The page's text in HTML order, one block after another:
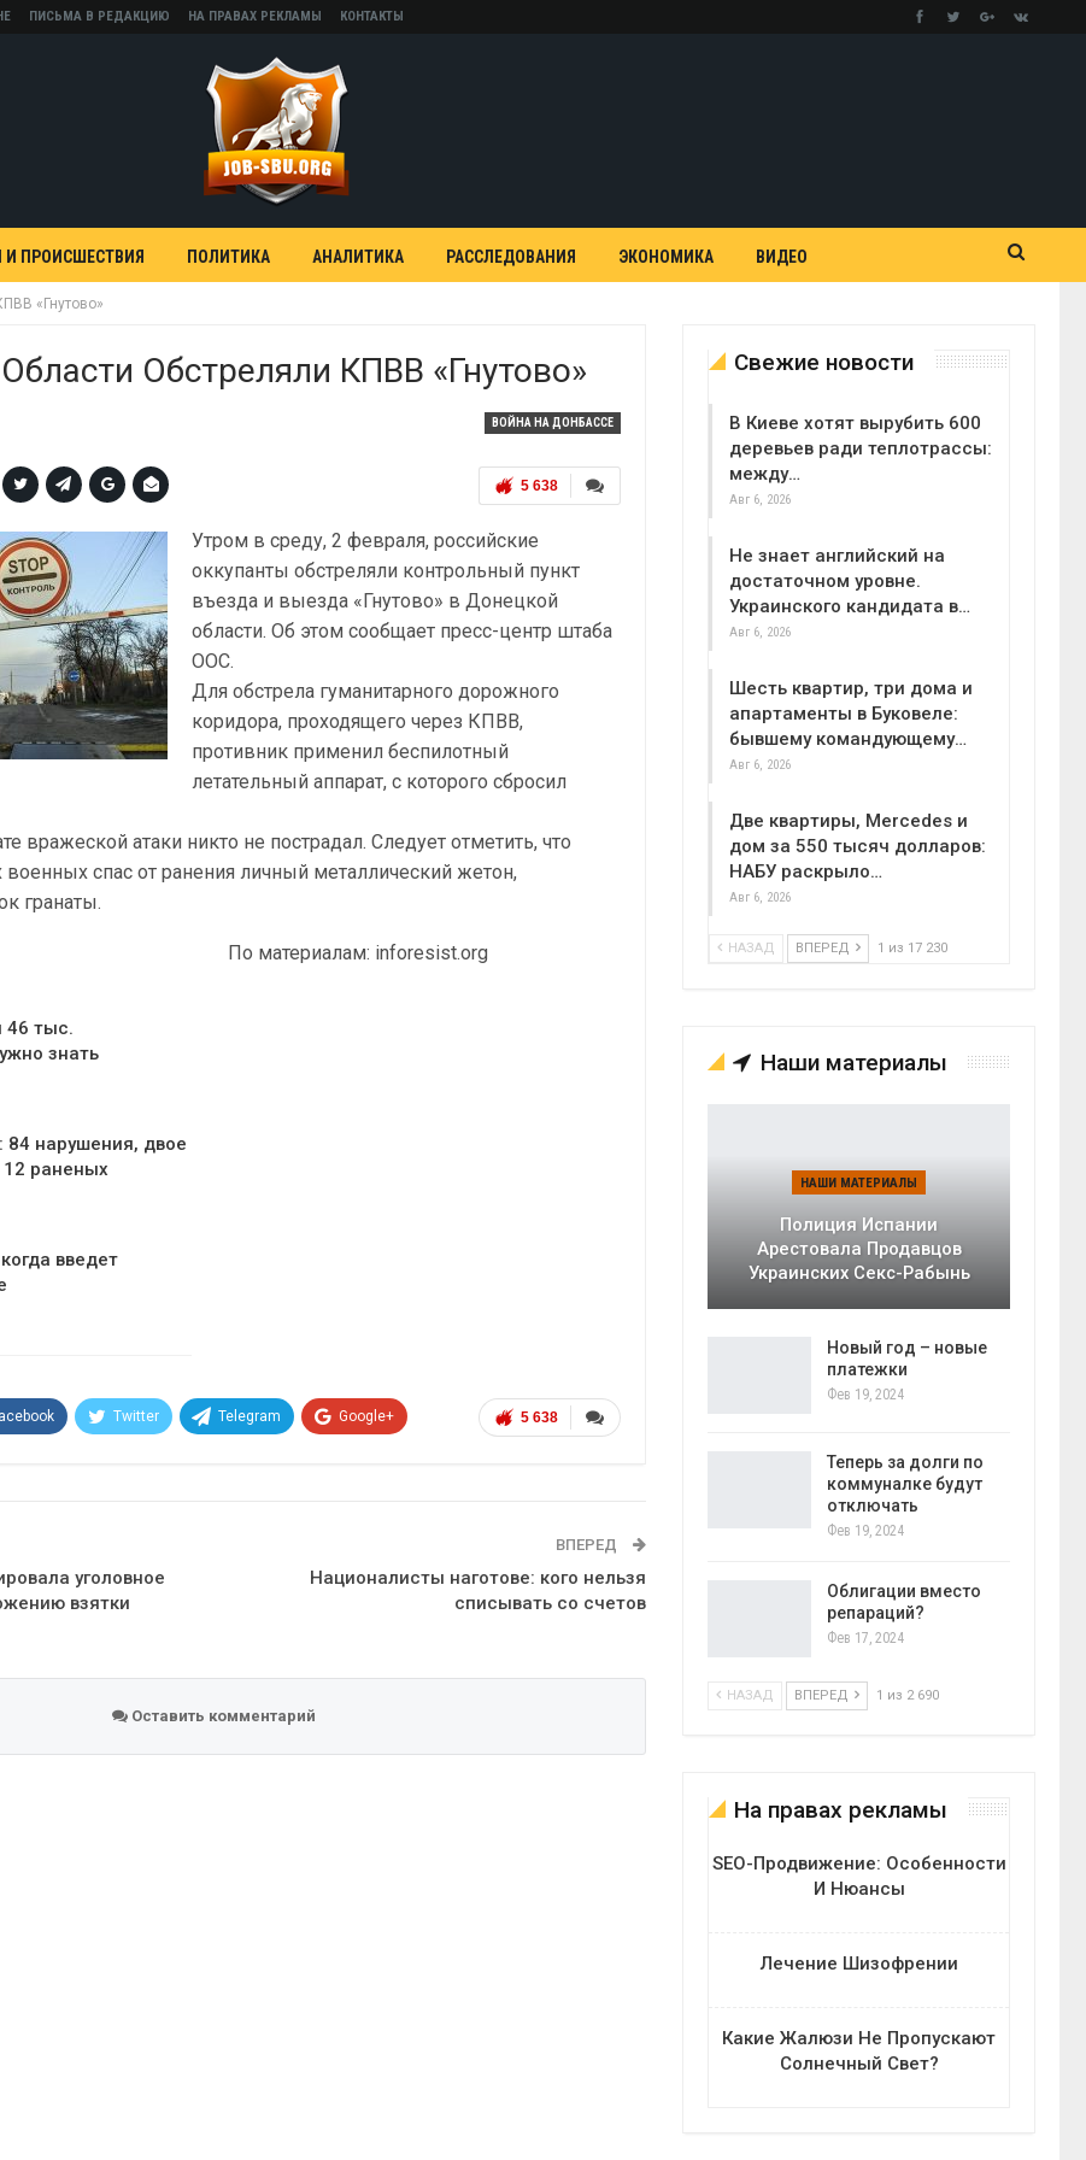
ПИСЬМА В РЕДАКЦИЮ НА ПРАВАХ РЕКЛАМЫ КОНТАКТЫ
И ПРОИСШЕСТВИЯ ПОЛИТИКА АНАЛИТИКА РАССЛЕДОВАНИЯ ЭКОНОМИКА ВИДЕО
«Гнутово»
Обстреляли КПВВ «Гнутово»
ВОЙНА НА ДОНБАССЕ
5 638
Утром в среду, 2 февраля, российские
оккупанты обстреляли контрольный пункт
въезда и выезда «Гнутово» в Донецкой
области. Об этом сообщает пресс-центр штаба
ООС.
Для обстрела гуманитарного дорожного
коридора, проходящего через КПВВ,
противник применил беспилотный
летательный аппарат, с которого сбросил
вражеской атаки никто не пострадал. Следует отметить, что
военных спас от ранения личный металлический жетон,
гранаты.
46 тыс.
знать
84 нарушения, двое
раненых
введет
По материалам: inforesist.org
5 638
Twitter Telegram Google+
уголовное
взятки
ВПЕРЕД
Националисты наготове: кого нельзя
списывать со счетов
Оставить комментарий
Свежие новости
В Киеве хотят вырубить 600
деревьев ради теплотрассы:
между…
Авг 6, 2026
Не знает английский на
достаточном уровне.
Украинского кандидата в…
Авг 6, 2026
Шесть квартир, три дома и
апартаменты в Буковеле:
бывшему командующему…
Авг 6, 2026
Две квартиры, Mercedes и
дом за 550 тысяч долларов:
НАБУ раскрыло…
Авг 6, 2026
НАЗАД ВПЕРЕД 1 из 17 230
Наши материалы
НАШИ МАТЕРИАЛЫ
Полиция Испании
Арестовала Продавцов
Украинских Секс-Рабынь
Новый год – новые
платежки
Фев 19, 2024
Теперь за долги по
коммуналке будут
отключать
Фев 19, 2024
Облигации вместо
репараций?
Фев 17, 2024
НАЗАД ВПЕРЕД 1 из 2 690
На правах рекламы
SEO-Продвижение: Особенности
И Нюансы
Лечение Шизофрении
Какие Жалюзи Не Пропускают
Солнечный Свет?